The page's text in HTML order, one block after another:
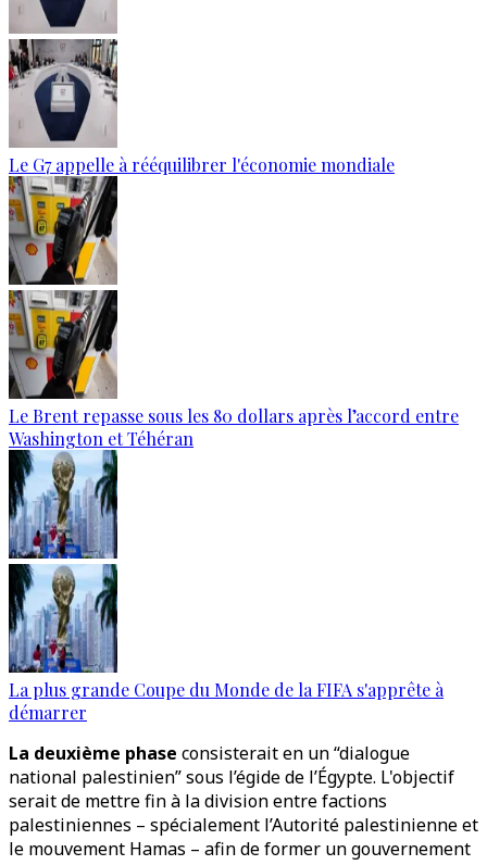
Le G7 appelle à rééquilibrer l'économie mondiale
Le Brent repasse sous les 80 dollars après l’accord entre
Washington et Téhéran
La plus grande Coupe du Monde de la FIFA s'apprête à
démarrer
La deuxième phase consisterait en un “dialogue
national palestinien” sous l’égide de l’Égypte. L'objectif
serait de mettre fin à la division entre factions
palestiniennes – spécialement l’Autorité palestinienne et
le mouvement Hamas – afin de former un gouvernement